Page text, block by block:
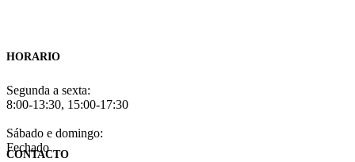
HORARIO
Segunda a sexta:
8:00-13:30, 15:00-17:30
Sábado e domingo:
Fechado
CONTACTO